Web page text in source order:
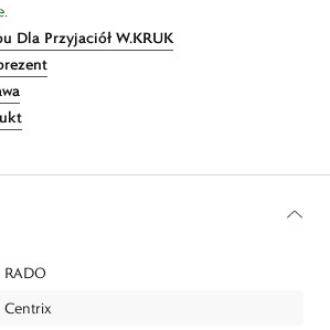
Dla Przyjaciół W.KRUK
RADO
Centrix